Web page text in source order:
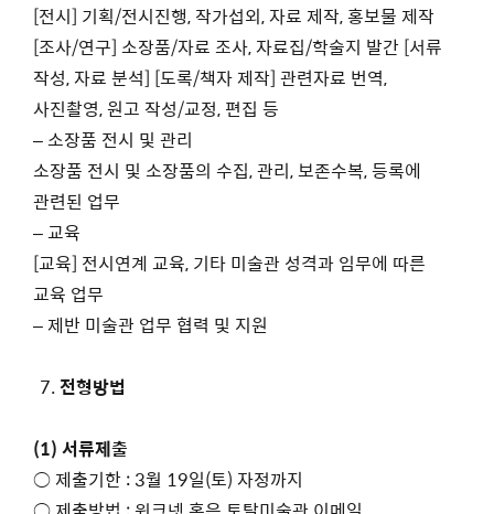
[전시] 기획/전시진행, 작가섭외, 자료 제작, 홍보물 제작
[조사/연구] 소장품/자료 조사, 자료집/학술지 발간 [서류
작성, 자료 분석] [도록/책자 제작] 관련자료 번역,
사진촬영, 원고 작성/교정, 편집 등
– 소장품 전시 및 관리
소장품 전시 및 소장품의 수집, 관리, 보존수복, 등록에
관련된 업무
– 교육
[교육] 전시연계 교육, 기타 미술관 성격과 임무에 따른
교육 업무
– 제반 미술관 업무 협력 및 지원
전형방법
(1) 서류제출
○ 제출기한 : 3월 19일(토) 자정까지